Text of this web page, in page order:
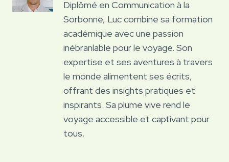
Diplômé en Communication à la
Sorbonne, Luc combine sa formation
académique avec une passion
inébranlable pour le voyage. Son
expertise et ses aventures à travers
le monde alimentent ses écrits,
offrant des insights pratiques et
inspirants. Sa plume vive rend le
voyage accessible et captivant pour
tous.